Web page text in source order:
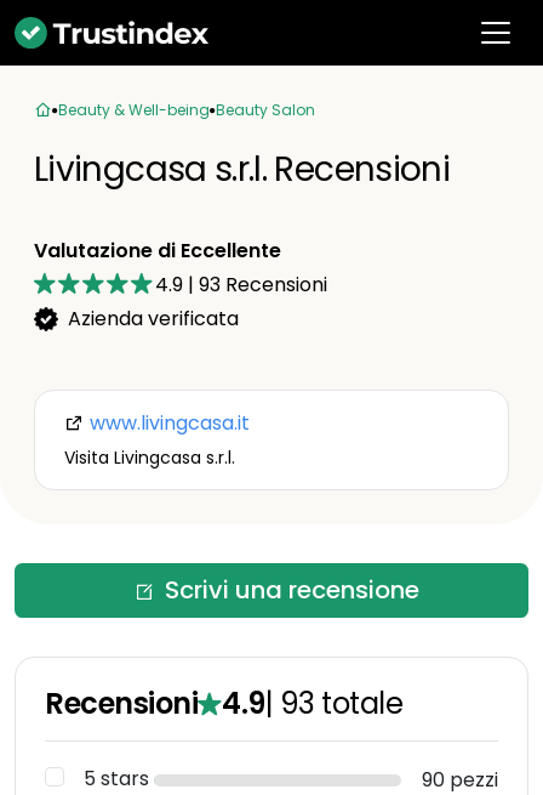
Beauty & Well-being Beauty Salon
Livingcasa s.r.l. Recensioni
Valutazione di Eccellente
4.9 | 93 Recensioni
Azienda verificata
www.livingcasa.it
Visita Livingcasa s.r.l.
Scrivi una recensione
Recensioni 4.9| 93 totale
5 stars
90 pezzi